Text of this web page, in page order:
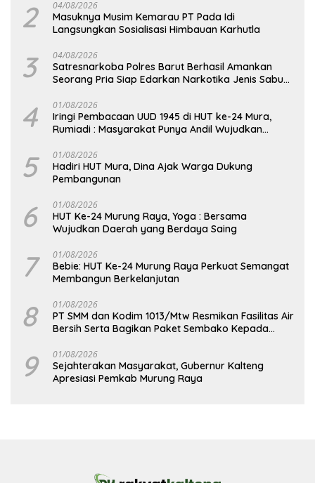
2 04/08/2026
Masuknya Musim Kemarau PT Pada Idi
Langsungkan Sosialisasi Himbauan Karhutla
3 04/08/2026
Satresnarkoba Polres Barut Berhasil Amankan
Seorang Pria Siap Edarkan Narkotika Jenis Sabu
4 01/08/2026
Iringi Pembacaan UUD 1945 di HUT ke-24 Mura,
Rumiadi : Masyarakat Punya Andil Wujudkan
5 01/08/2026
Hadiri HUT Mura, Dina Ajak Warga Dukung
Pembangunan
6 01/08/2026
HUT Ke-24 Murung Raya, Yoga : Bersama
Wujudkan Daerah yang Berdaya Saing
7 01/08/2026
Bebie: HUT Ke-24 Murung Raya Perkuat Semangat
Membangun Berkelanjutan
8 01/08/2026
PT SMM dan Kodim 1013/Mtw Resmikan Fasilitas Air
Bersih Serta Bagikan Paket Sembako Kepada
9 01/08/2026
Sejahterakan Masyarakat, Gubernur Kalteng
Apresiasi Pemkab Murung Raya